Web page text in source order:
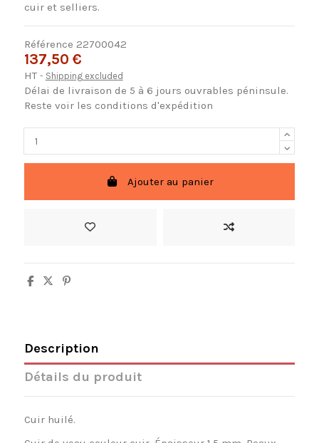
cuir et selliers.
Référence 22700042
137,50 €
HT Shipping excluded
Délai de livraison de 5 à 6 jours ouvrables péninsule.
Reste voir les conditions d'expédition
Ajouter au panier
Description
Détails du produit
Cuir huilé.